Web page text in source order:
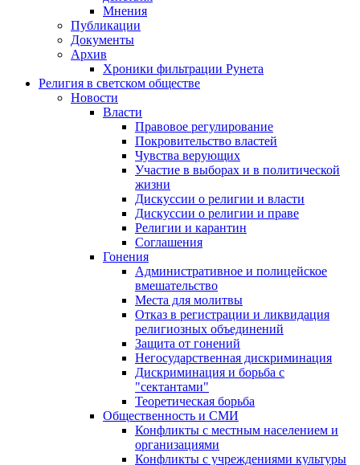
Мнения
Публикации
Документы
Архив
Хроники фильтрации Рунета
Религия в светском обществе
Новости
Власти
Правовое регулирование
Покровительство властей
Чувства верующих
Участие в выборах и в политической
жизни
Дискуссии о религии и власти
Дискуссии о религии и праве
Религии и карантин
Соглашения
Гонения
Административное и полицейское
вмешательство
Места для молитвы
Отказ в регистрации и ликвидация
религиозных объединений
Защита от гонений
Негосударственная дискриминация
Дискриминация и борьба с
"сектантами"
Теоретическая борьба
Общественность и СМИ
Конфликты с местным населением и
организациями
Конфликты с учреждениями культуры